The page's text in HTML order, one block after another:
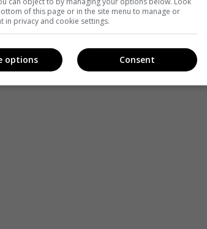
of this page or in the site menu to manage or
in privacy and cookie settings.
Consent
options